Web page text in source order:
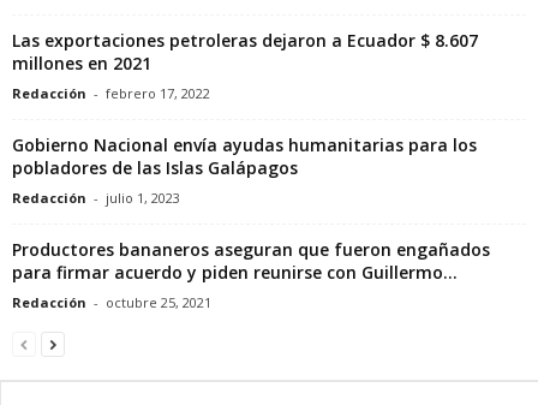
Las exportaciones petroleras dejaron a Ecuador $ 8.607
millones en 2021
Redacción - febrero 17, 2022
Gobierno Nacional envía ayudas humanitarias para los
pobladores de las Islas Galápagos
Redacción - julio 1, 2023
Productores bananeros aseguran que fueron engañados
para firmar acuerdo y piden reunirse con Guillermo...
Redacción - octubre 25, 2021